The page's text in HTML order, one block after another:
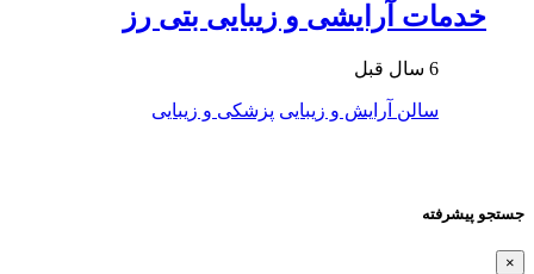
خدمات آرایشی و زیبایی بتی رز
6 سال قبل
سالن آرایش و زیبایی پزشکی و زیبایی
جستجو پیشرفته
×